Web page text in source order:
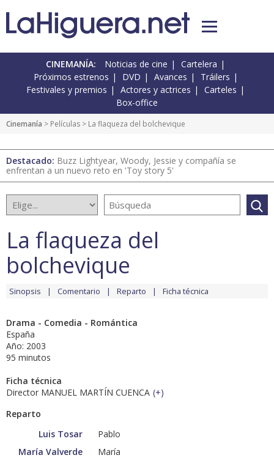
CINEMANÍA: Noticias de cine
Cartelera
Próximos estrenos
DVD Avances
Tráilers
Festivales y premios
Actores y actrices
Carteles
Box-office
Cinemanía > Películas > La flaqueza del bolchevique
Destacado: Buzz Lightyear, Woody, Jessie y compañía se
enfrentan a un nuevo reto en 'Toy story 5'
La flaqueza del
bolchevique
Sinopsis Comentario Reparto Ficha técnica
Drama - Comedia - Romántica
España
Año: 2003
95 minutos
Ficha técnica
Director MANUEL MARTÍN CUENCA (+)
Reparto
Luis Tosar
Pablo
María Valverde
María